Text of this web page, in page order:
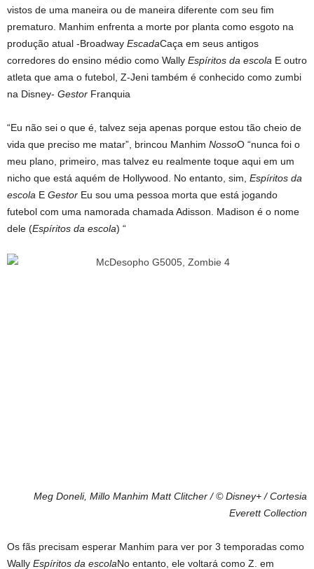
vistos de uma maneira ou de maneira diferente com seu fim
prematuro. Manhim enfrenta a morte por planta como esgoto na
produção atual -Broadway EscadaCaça em seus antigos
corredores do ensino médio como Wally Espíritos da escola E outro
atleta que ama o futebol, Z-Jeni também é conhecido como zumbi
na Disney- Gestor Franquia
“Eu não sei o que é, talvez seja apenas porque estou tão cheio de
vida que preciso me matar”, brincou Manhim NossoO “nunca foi o
meu plano, primeiro, mas talvez eu realmente toque aqui em um
nicho que está aquém de Hollywood. No entanto, sim, Espíritos da
escola E Gestor Eu sou uma pessoa morta que está jogando
futebol com uma namorada chamada Adisson. Madison é o nome
dele (Espíritos da escola) “
Meg Doneli, Millo Manhim Matt Clitcher / © Disney+ / Cortesia
Everett Collection
Os fãs precisam esperar Manhim para ver por 3 temporadas como
Wally Espíritos da escolaNo entanto, ele voltará como Z. em